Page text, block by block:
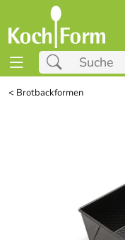
< Brotbackformen